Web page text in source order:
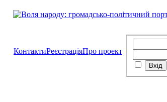
КонтактиРеєстраціяПро проект